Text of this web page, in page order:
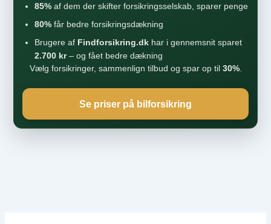
85% af dem der skifter forsikringsselskab, sparer penge
80% får bedre forsikringsdækning
Brugere af Findforsikring.dk har i gennemsnit sparet
2.700 kr– og fået bedre dækning
Vælg forsikringer, sammenlign tilbud og spar op til 30%.
Se priser på bilforsikring